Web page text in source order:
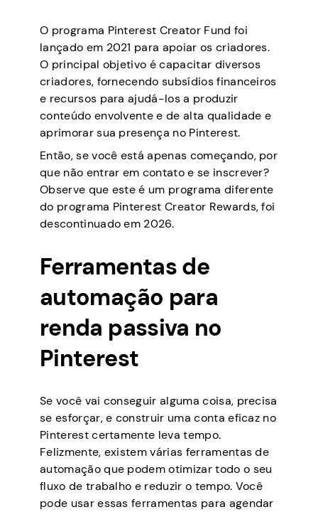
O programa Pinterest Creator Fund foi
lançado em 2021 para apoiar os criadores.
O principal objetivo é capacitar diversos
criadores, fornecendo subsídios financeiros
e recursos para ajudá-los a produzir
conteúdo envolvente e de alta qualidade e
aprimorar sua presença no Pinterest.
Então, se você está apenas começando, por
que não entrar em contato e se inscrever?
Observe que este é um programa diferente
do programa Pinterest Creator Rewards, foi
descontinuado em 2026.
Ferramentas de
automação para
renda passiva no
Pinterest
Se você vai conseguir alguma coisa, precisa
se esforçar, e construir uma conta eficaz no
Pinterest certamente leva tempo.
Felizmente, existem várias ferramentas de
automação que podem otimizar todo o seu
fluxo de trabalho e reduzir o tempo. Você
pode usar essas ferramentas para agendar